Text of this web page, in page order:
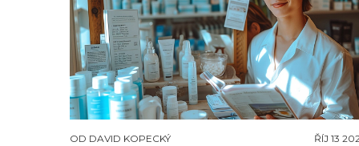
OD DAVID KOPECKÝ ŘÍJ 13